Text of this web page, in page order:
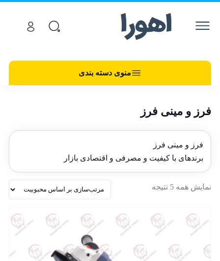
منوی دسته بندی
فرز و مینی فرز
فرز و مینی فرز
برندهای با کیفیت و مصرفی و اقتصادی بازار
نمایش همه 5 نتیجه